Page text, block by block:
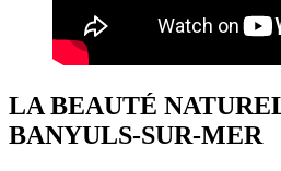
LA BEAUTÉ
BANYULS-SUR-MER